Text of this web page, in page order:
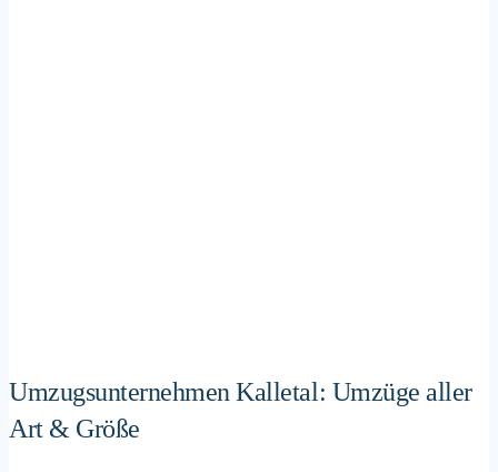
Umzugsunternehmen Kalletal: Umzüge aller
Art & Größe